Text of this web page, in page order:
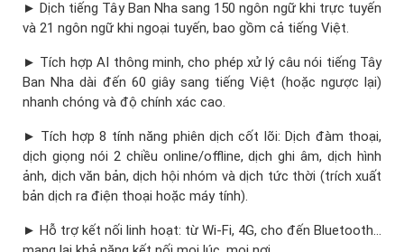
► Dịch tiếng Tây Ban Nha sang 150 ngôn ngữ khi trực tuyến
và 21 ngôn ngữ khi ngoại tuyến, bao gồm cả tiếng Việt.
► Tích hợp AI thông minh, cho phép xử lý câu nói tiếng Tây
Ban Nha dài đến 60 giây sang tiếng Việt (hoặc ngược lại)
nhanh chóng và độ chính xác cao.
► Tích hợp 8 tính năng phiên dịch cốt lõi: Dịch đàm thoại,
dịch giọng nói 2 chiều online/offline, dịch ghi âm, dịch hình
ảnh, dịch văn bản, dịch hội nhóm và dịch tức thời (trích xuất
bản dịch ra điện thoại hoặc máy tính).
► Hỗ trợ kết nối linh hoạt: từ Wi-Fi, 4G, cho đến Bluetooth…